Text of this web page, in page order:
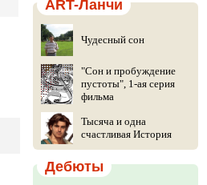
ART-Ланчи
Чудесный сон
"Сон и пробуждение
пустоты", 1-ая серия
фильма
Тысяча и одна
счастливая История
Дебюты